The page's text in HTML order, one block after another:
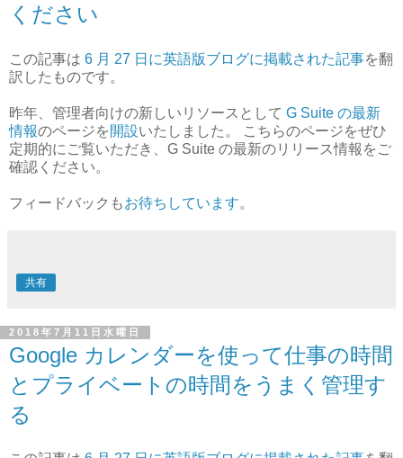
ください
この記事は 6 月 27 日に英語版ブログに掲載された記事を翻
訳したものです。
昨年、管理者向けの新しいリソースとして G Suite の最新
情報のページを 開設いたしました。 こちらのページをぜひ
定期的にご覧いただき、G Suite の最新のリリース情報をご
確認ください。
フィードバックもお待ちしています。
共有
2018年7月11日水曜日
Google カレンダーを使って仕事の時間
とプライベートの時間をうまく管理す
る